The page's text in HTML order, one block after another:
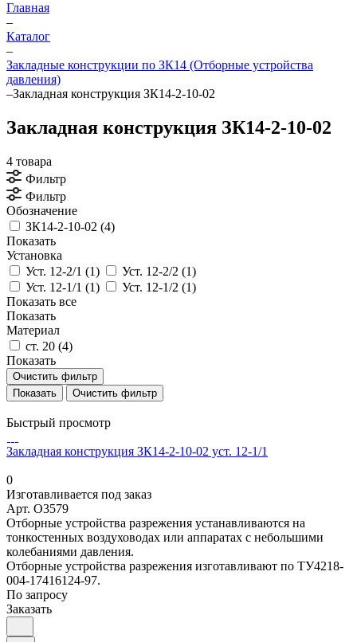
Главная
–
Каталог
–
Закладные конструкции по ЗК14 (Отборные устройства
давления)
–Закладная конструкция ЗК14-2-10-02
Закладная конструкция ЗК14-2-10-02
4 товара
Фильтр
Фильтр
Обозначение
ЗК14-2-10-02 (4)
Показать
Установка
Уст. 12-2/1 (1) Уст. 12-2/2 (1)
Уст. 12-1/1 (1) Уст. 12-1/2 (1)
Показать все
Показать
Материал
ст. 20 (4)
Показать
Очистить фильтр
Очистить фильтр
Быстрый просмотр
Закладная конструкция ЗК14-2-10-02 уст. 12-1/1
0
Изготавливается под заказ
Арт. O3579
Отборные устройства разрежения устанавливаются на
тонкостенных воздуховодах или аппаратах с небольшими
колебаниями давления.
Отборные устройства разрежения изготавливают по ТУ4218-
004-17416124-97.
По запросу
Заказать